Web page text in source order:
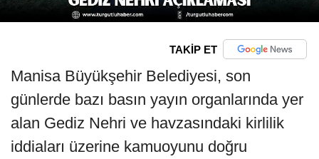
TAKİP ET
Manisa Büyükşehir Belediyesi, son
günlerde bazı basın yayın organlarında yer
alan Gediz Nehri ve havzasındaki kirlilik
iddiaları üzerine kamuoyunu doğru